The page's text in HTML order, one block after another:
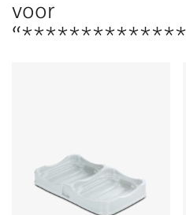
voor